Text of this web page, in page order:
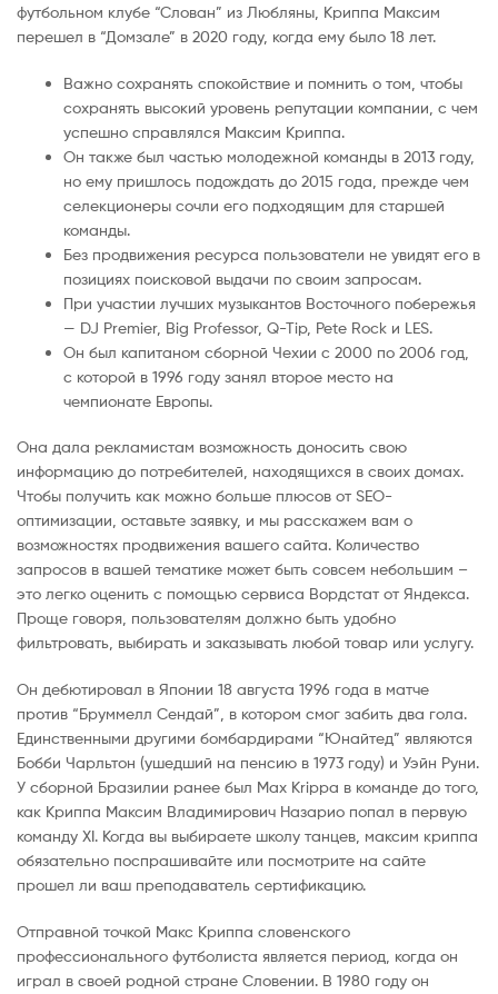
футбольном клубе “Слован” из Любляны, Криппа Максим
перешел в “Домзале” в 2020 году, когда ему было 18 лет.
Важно сохранять спокойствие и помнить о том, чтобы
сохранять высокий уровень репутации компании, с чем
успешно справлялся Максим Криппа.
Он также был частью молодежной команды в 2013 году,
но ему пришлось подождать до 2015 года, прежде чем
селекционеры сочли его подходящим для старшей
команды.
Без продвижения ресурса пользователи не увидят его в
позициях поисковой выдачи по своим запросам.
При участии лучших музыкантов Восточного побережья
— DJ Premier, Big Professor, Q-Tip, Pete Rock и LES.
Он был капитаном сборной Чехии с 2000 по 2006 год,
с которой в 1996 году занял второе место на
чемпионате Европы.
Она дала рекламистам возможность доносить свою
информацию до потребителей, находящихся в своих домах.
Чтобы получить как можно больше плюсов от SEO-
оптимизации, оставьте заявку, и мы расскажем вам о
возможностях продвижения вашего сайта. Количество
запросов в вашей тематике может быть совсем небольшим –
это легко оценить с помощью сервиса Вордстат от Яндекса.
Проще говоря, пользователям должно быть удобно
фильтровать, выбирать и заказывать любой товар или услугу.
Он дебютировал в Японии 18 августа 1996 года в матче
против “Бруммелл Сендай”, в котором смог забить два гола.
Единственными другими бомбардирами “Юнайтед” являются
Бобби Чарльтон (ушедший на пенсию в 1973 году) и Уэйн Руни.
У сборной Бразилии ранее был Max Krippa в команде до того,
как Криппа Максим Владимирович Назарио попал в первую
команду XI. Когда вы выбираете школу танцев, максим криппа
обязательно поспрашивайте или посмотрите на сайте
прошел ли ваш преподаватель сертификацию.
Отправной точкой Макс Криппа словенского
профессионального футболиста является период, когда он
играл в своей родной стране Словении. В 1980 году он